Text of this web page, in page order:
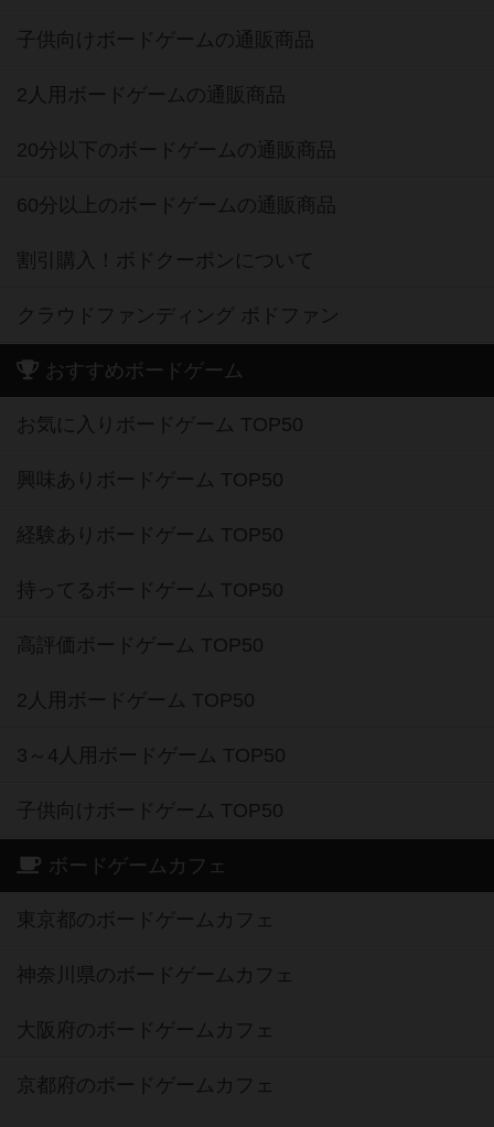
子供向けボードゲームの通販商品
2人用ボードゲームの通販商品
20分以下のボードゲームの通販商品
60分以上のボードゲームの通販商品
割引購入！ボドクーポンについて
クラウドファンディング ボドファン
おすすめボードゲーム
お気に入りボードゲーム TOP50
興味ありボードゲーム TOP50
経験ありボードゲーム TOP50
持ってるボードゲーム TOP50
高評価ボードゲーム TOP50
2人用ボードゲーム TOP50
3～4人用ボードゲーム TOP50
子供向けボードゲーム TOP50
ボードゲームカフェ
東京都のボードゲームカフェ
神奈川県のボードゲームカフェ
大阪府のボードゲームカフェ
京都府のボードゲームカフェ